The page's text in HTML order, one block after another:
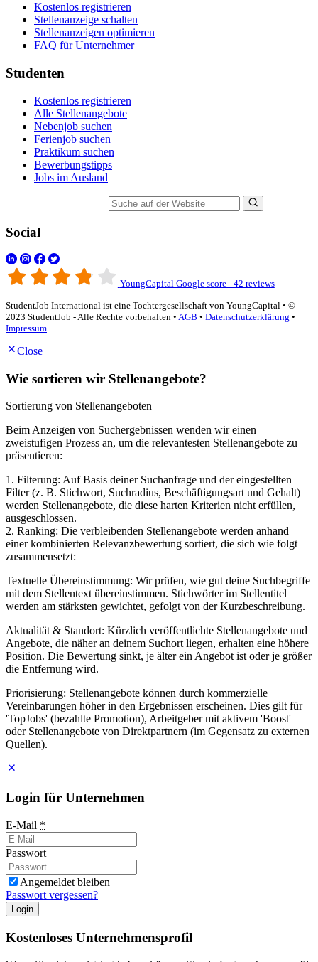
Kostenlos registrieren
Stellenanzeige schalten
Stellenanzeigen optimieren
FAQ für Unternehmer
Studenten
Kostenlos registrieren
Alle Stellenangebote
Nebenjob suchen
Ferienjob suchen
Praktikum suchen
Bewerbungstipps
Jobs im Ausland
Social
YoungCapital Google score - 42 reviews
StudentJob International ist eine Tochtergesellschaft von YoungCapital • ©
2023 StudentJob - Alle Rechte vorbehalten • AGB • Datenschutzerklärung •
Impressum
Close
Wie sortieren wir Stellenangebote?
Sortierung von Stellenangeboten
Beim Anzeigen von Suchergebnissen wenden wir einen
zweistufigen Prozess an, um die relevantesten Stellenangebote zu
präsentieren:
1. Filterung: Auf Basis deiner Suchanfrage und der eingestellten
Filter (z. B. Stichwort, Suchradius, Beschäftigungsart und Gehalt)
werden Stellenangebote, die diese harten Kriterien nicht erfüllen,
ausgeschlossen.
2. Ranking: Die verbleibenden Stellenangebote werden anhand
einer kombinierten Relevanzbewertung sortiert, die sich wie folgt
zusammensetzt:
Textuelle Übereinstimmung: Wir prüfen, wie gut deine Suchbegriffe
mit dem Stellentext übereinstimmen. Stichwörter im Stellentitel
werden am stärksten gewichtet, gefolgt von der Kurzbeschreibung.
Aktualität & Standort: Kürzlich veröffentlichte Stellenangebote und
Angebote, die näher an deinem Suchort liegen, erhalten eine höhere
Position. Die Bewertung sinkt, je älter ein Angebot ist oder je größer
die Entfernung wird.
Priorisierung: Stellenangebote können durch kommerzielle
Vereinbarungen höher in den Ergebnissen erscheinen. Dies gilt für
'TopJobs' (bezahlte Promotion), Arbeitgeber mit aktivem 'Boost'
oder Stellenangebote von Direktpartnern (im Gegensatz zu externen
Quellen).
Login für Unternehmen
E-Mail *
Passwort
Angemeldet bleiben
Passwort vergessen?
Login
Kostenloses Unternehmensprofil